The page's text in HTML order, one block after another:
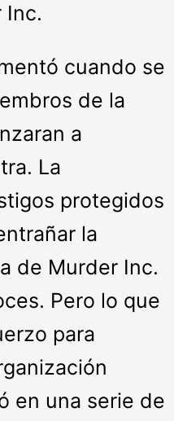
Inc.
cuando se
de la
a
La
protegidos
la
de Murder Inc.
Pero lo que
para
en una serie de